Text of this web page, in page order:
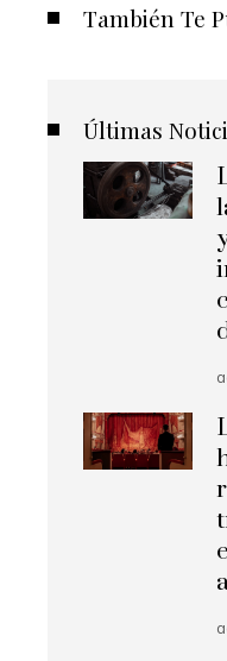
También Te
Últimas